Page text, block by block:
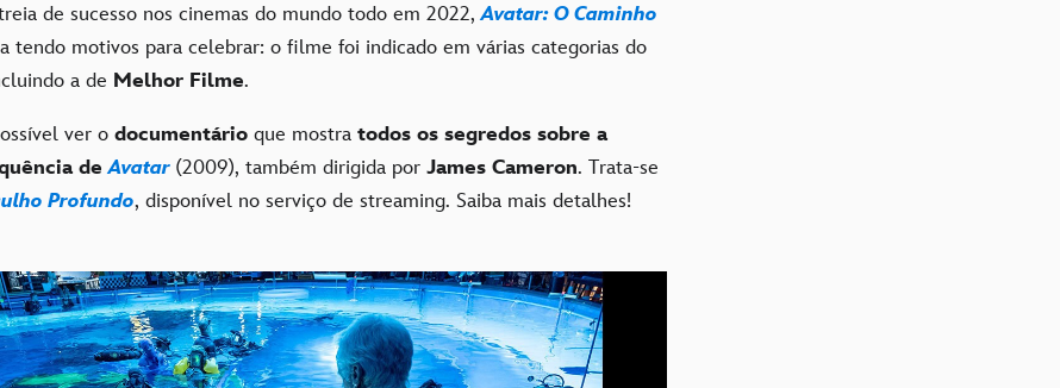
de sucesso nos cinemas do mundo todo em 2022,Avatar: O Caminho
tendo motivos para celebrar: o filme foi indicado em várias categorias do
a de Melhor Filme.
ver o documentário que mostra todos os segredos sobre a
de Avatar (2009), também dirigida por James Cameron. Trata-se
Profundo, disponível no serviço de streaming. Saiba mais detalhes!